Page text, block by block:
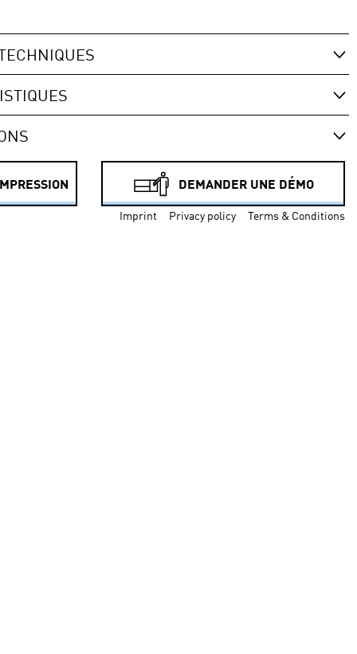
DEMANDER UNE DÉMO
Imprint Privacy policy Terms & Conditions